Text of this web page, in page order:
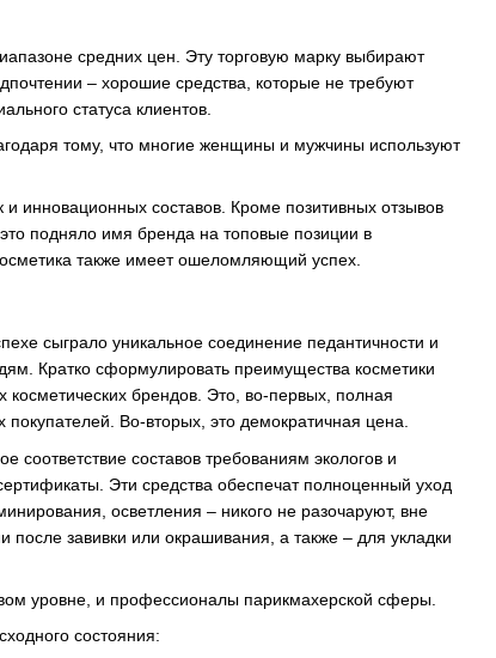
средних цен. Эту торговую марку выбирают
– хорошие средства, которые не требуют
статуса клиентов.
тому, что многие женщины и мужчины используют
инновационных составов. Кроме позитивных отзывов
подняло имя бренда на топовые позиции в
также имеет ошеломляющий успех.
сыграло уникальное соединение педантичности и
Кратко сформулировать преимущества косметики
брендов. Это, во-первых, полная
покупателей. Во-вторых, это демократичная цена.
составов требованиям экологов и
Эти средства обеспечат полноценный уход
осветления – никого не разочаруют, вне
после завивки или окрашивания, а также – для укладки
уровне, и профессионалы парикмахерской сферы.
состояния: